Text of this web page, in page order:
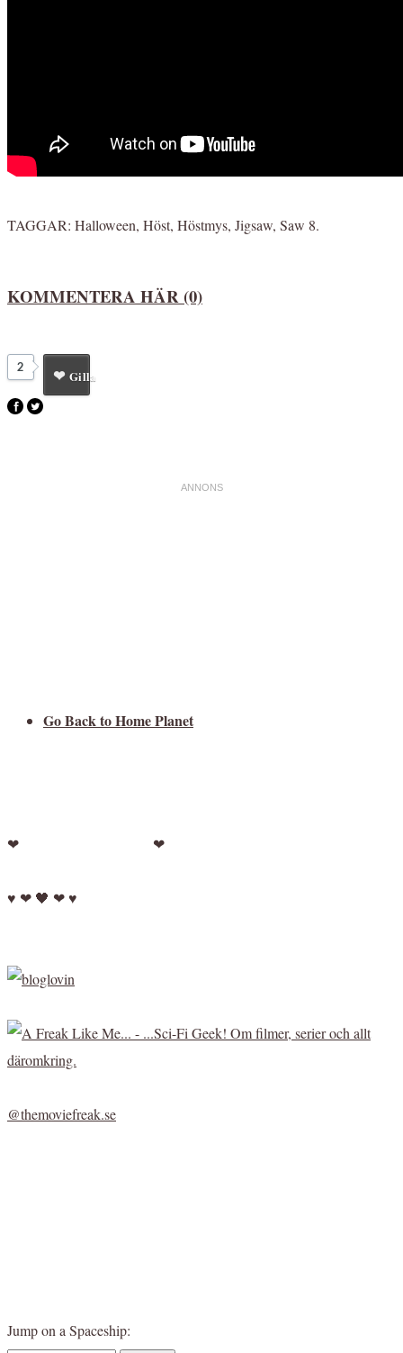
TAGGAR: Halloween, Höst, Höstmys, Jigsaw, Saw 8.
KOMMENTERA HÄR (0)
2
Gilla
Go Back to Home Planet
❤ ❤
♥ ❤ 🖤 ❤ ♥
@themoviefreak.se
Jump on a Spaceship: